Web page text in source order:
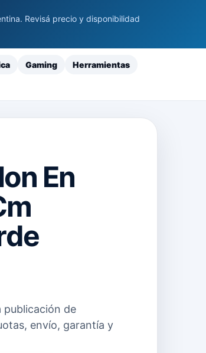
Revisá precio y disponibilidad
Gaming
Herramientas
En
publicación de
envío, garantía y